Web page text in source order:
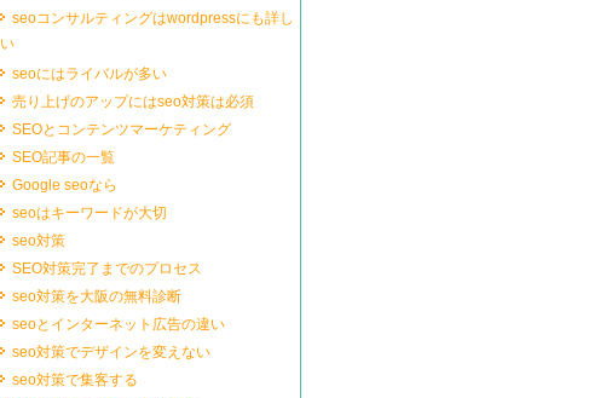
seoコンサルティングはwordpressにも詳し
い
seoにはライバルが多い
売り上げのアップにはseo対策は必須
SEOとコンテンツマーケティング
SEO記事の一覧
Google seoなら
seoはキーワードが大切
seo対策
SEO対策完了までのプロセス
seo対策を大阪の無料診断
seoとインターネット広告の違い
seo対策でデザインを変えない
seo対策で集客する